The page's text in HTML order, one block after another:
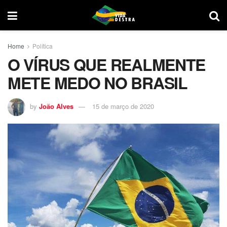
Home Política
O VÍRUS QUE REALMENTE
METE MEDO NO BRASIL
by João Alves 15 de março de 2020